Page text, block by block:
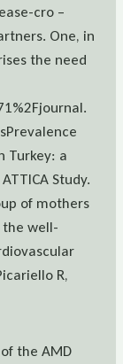
cro –
One, in
the need
Turkey: a
Study.
of mothers
well-
R,
the AMD